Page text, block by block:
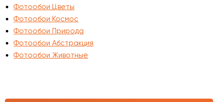
Фотообои Цветы
Фотообои Космос
Фотообои Природа
Фотообои Абстракция
Фотообои Животные